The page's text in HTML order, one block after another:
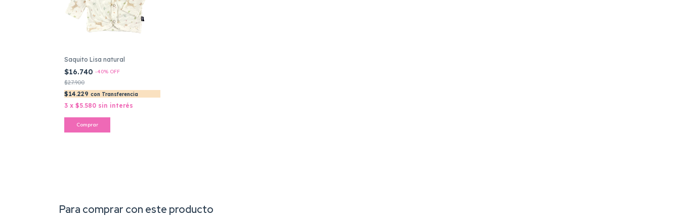
Saquito Lisa natural
$16.740 -40% OFF
$27.900
$14.229 con Transferencia
3 x $5.580 sin interés
Comprar
Para comprar con este producto